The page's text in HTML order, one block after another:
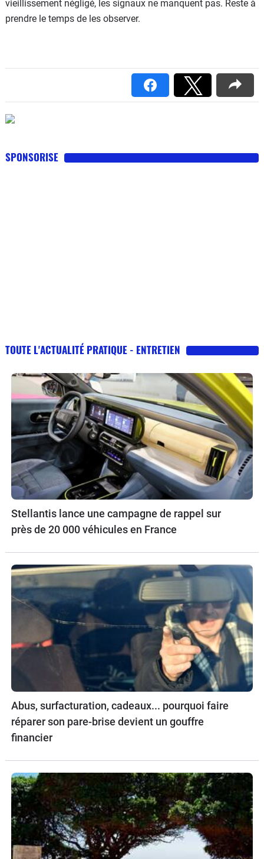
vieillissement négligé, les signaux ne manquent pas. Reste à
prendre le temps de les observer.
SPONSORISE
TOUTE L'ACTUALITÉ PRATIQUE - ENTRETIEN
Stellantis lance une campagne de rappel sur
près de 20 000 véhicules en France
Abus, surfacturation, cadeaux... pourquoi faire
réparer son pare-brise devient un gouffre
financier